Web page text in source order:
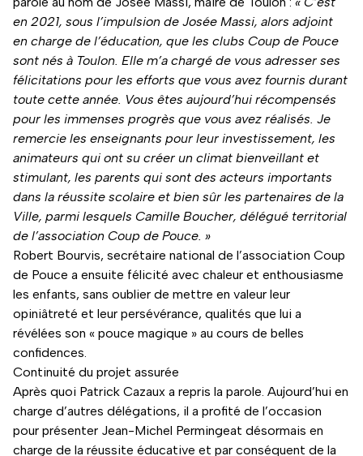
en 2021, sous l’impulsion de Josée Massi, alors adjoint
en charge de l’éducation, que les clubs Coup de Pouce
sont nés à Toulon. Elle m’a chargé de vous adresser ses
félicitations pour les efforts que vous avez fournis durant
toute cette année. Vous êtes aujourd’hui récompensés
pour les immenses progrès que vous avez réalisés. Je
remercie les enseignants pour leur investissement, les
animateurs qui ont su créer un climat bienveillant et
stimulant, les parents qui sont des acteurs importants
dans la réussite scolaire et bien sûr les partenaires de la
Ville, parmi lesquels Camille Boucher, délégué territorial
de l’association Coup de Pouce. »
Robert Bourvis, secrétaire national de l’association Coup
de Pouce a ensuite félicité avec chaleur et enthousiasme
les enfants, sans oublier de mettre en valeur leur
opiniâtreté et leur persévérance, qualités que lui a
révélées son « pouce magique » au cours de belles
confidences.
Continuité du projet assurée
Après quoi Patrick Cazaux a repris la parole. Aujourd’hui en
charge d’autres délégations, il a profité de l’occasion
pour présenter Jean-Michel Permingeat désormais en
charge de la réussite éducative et par conséquent de la